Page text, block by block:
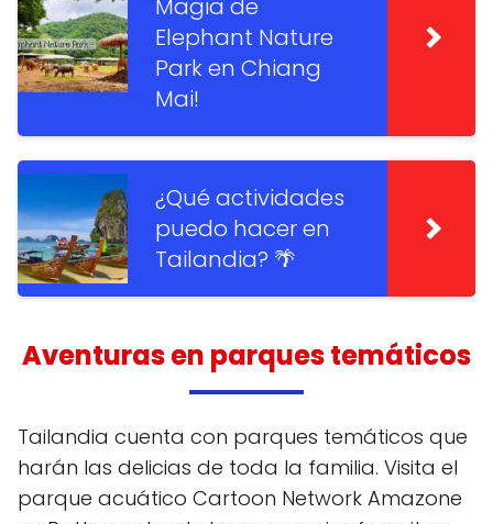
Magia de
Elephant Nature
Park en Chiang
Mai!
¿Qué actividades
puedo hacer en
Tailandia? 🌴
Aventuras en parques temáticos
Tailandia cuenta con parques temáticos que
harán las delicias de toda la familia. Visita el
parque acuático Cartoon Network Amazone